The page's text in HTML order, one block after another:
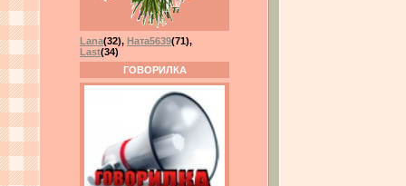
Lana(32), Ната5639(71),
Last(34)
ГОВОРИЛКА